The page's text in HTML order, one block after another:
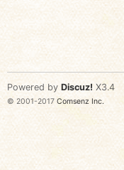
Powered by Discuz! X3.4
© 2001-2017 Comsenz Inc.